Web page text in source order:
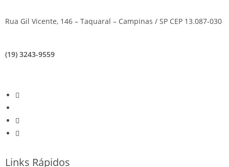
Rua Gil Vicente, 146 – Taquaral – Campinas / SP CEP 13.087-030
(19) 3243-9559
Links Rápidos